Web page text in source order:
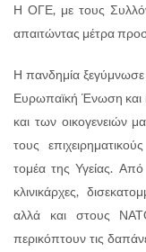
Η ΟΓΕ, με τους
απαιτώντας μέτρα
Η πανδημία ξεγύμνωσε
Ευρωπαϊκή Ένωση και
και των οικογενειών
τους
τομέα της Υγείας.
κλινικάρχες,
αλλά και στους
περικόπτουν τις